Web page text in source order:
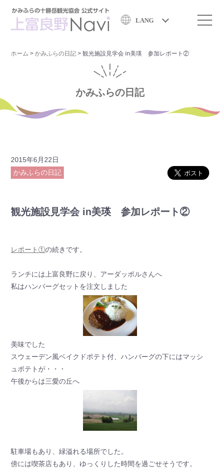
LANG
ホーム >かみふらの日記 >観光施設見学会 in美瑛 参加レポート②
かみふらの日記
2015年6月22日
かみふらの日記
観光施設見学会 in美瑛 参加レポート②
レポート①の続きです。
ランチには上富良野に戻り、アーダッポルさんへ
私はハンバーグセットを注文しました
美味でした
スウェーデン風ベイクドポテト付、ハンバーグの下にはマッシ
ュポテトが・・・
午後からは三愛の丘へ
駐車場もあり、緑溢れる場所でした。
傍には喫茶店もあり、ゆっくりした時間を過ごせそうです。